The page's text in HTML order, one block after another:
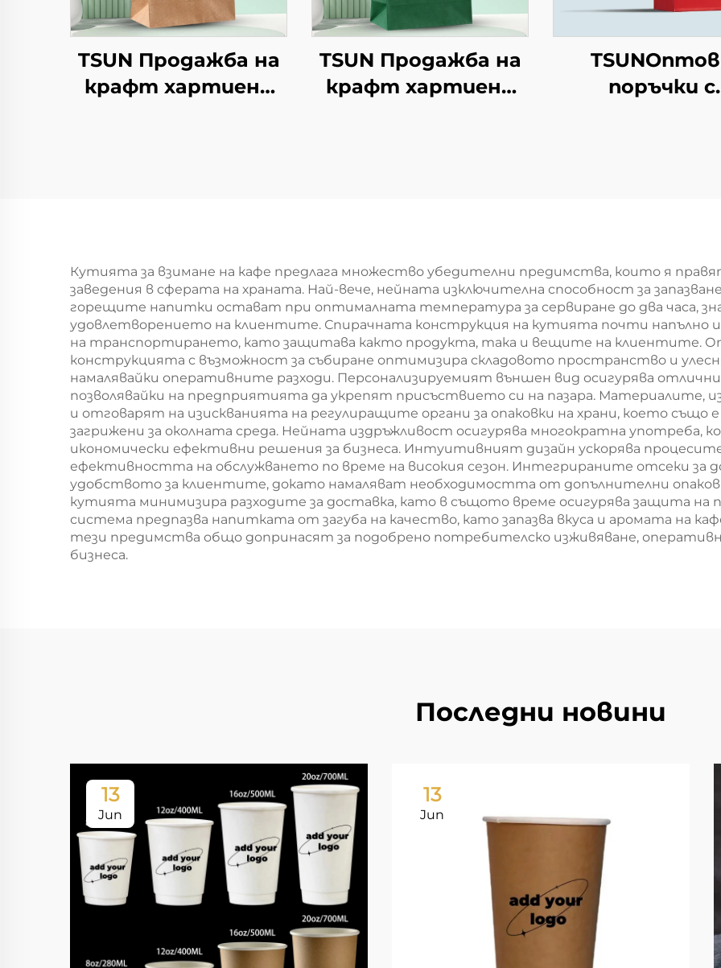
TSUN Продажба на
крафт хартиени
печат
TSUN Продажба на
крафт хартиени
печат
поръчки с
екранна
Нова
упаковка за
продукти
занаятчии
Кутията за взимане на кафе предлага множество убедителни предимства, които я
заведения в сферата на храната. Най-вече, нейната изключителна способност за
горещите напитки остават при оптималната температура за сервиране до два часа,
удовлетворението на клиентите. Спирачната конструкция на кутията почти напълно
на транспортирането, като защитава както продукта, така и вещите на клиентите. От
конструкцията с възможност за събиране оптимизира складовото пространство и
намалявайки оперативните разходи. Персонализируемият външен вид осигурява
позволявайки на предприятията да укрепят присъствието си на пазара. Материалите,
и отговарят на изискванията на регулиращите органи за опаковки на храни, което
загрижени за околната среда. Нейната издръжливост осигурява многократна употреба,
икономически ефективни решения за бизнеса. Интуитивният дизайн ускорява процесите
ефективността на обслужването по време на високия сезон. Интегрираните отсеки за
удобството за клиентите, докато намаляват необходимостта от допълнителни
кутията минимизира разходите за доставка, като в същото време осигурява защита
система предпазва напитката от загуба на качество, като запазва вкуса и аромата на
тези предимства общо допринасят за подобрено потребителско изживяване,
бизнеса.
Последни новини
13
Jun
13
Jun